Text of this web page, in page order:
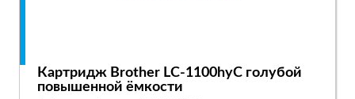
Картридж Brother LC-1100hyC голубой
повышенной ёмкости